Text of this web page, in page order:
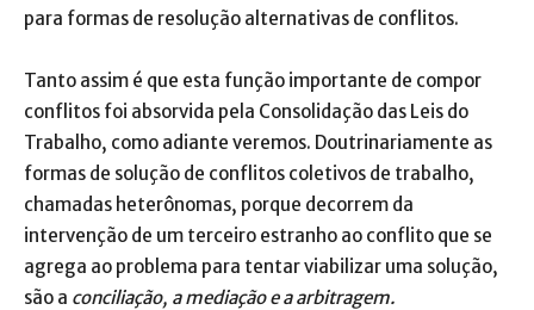
para formas de resolução alternativas de conflitos.
Tanto assim é que esta função importante de compor
conflitos foi absorvida pela Consolidação das Leis do
Trabalho, como adiante veremos. Doutrinariamente as
formas de solução de conflitos coletivos de trabalho,
chamadas heterônomas, porque decorrem da
intervenção de um terceiro estranho ao conflito que se
agrega ao problema para tentar viabilizar uma solução,
são a conciliação, a mediação e a arbitragem.